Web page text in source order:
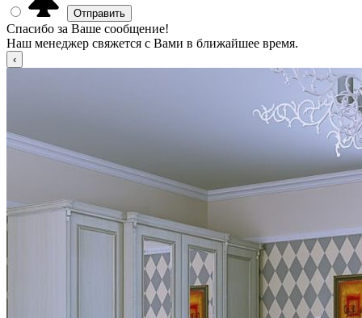
Спасибо за Ваше сообщение!
Наш менеджер свяжется с Вами в ближайшее время.